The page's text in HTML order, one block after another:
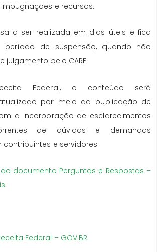
e recursos.
a ser realizada em dias úteis e fica
período de suspensão, quando não
julgamento pelo CARF.
Federal, o conteúdo será
por meio da publicação de
a incorporação de esclarecimentos
de dúvidas e demandas
e servidores.
documento Perguntas e Respostas –
.
Federal – GOV.BR.